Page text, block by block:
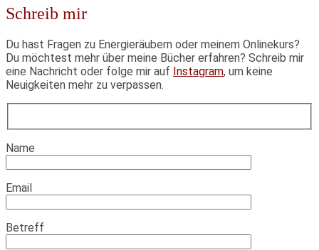
Schreib mir
Du hast Fragen zu Energieräubern oder meinem Onlinekurs?
Du möchtest mehr über meine Bücher erfahren? Schreib mir
eine Nachricht oder folge mir auf Instagram, um keine
Neuigkeiten mehr zu verpassen.
Name
Email
Betreff